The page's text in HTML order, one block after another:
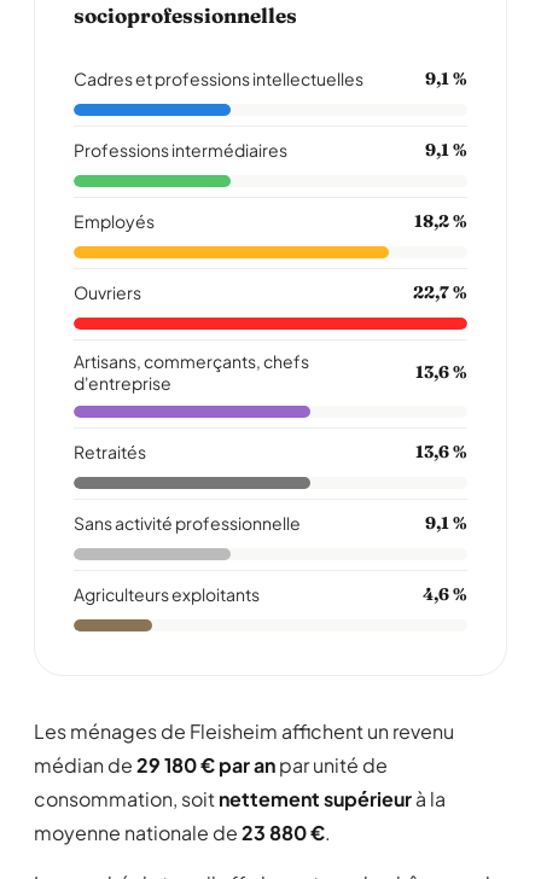
socioprofessionnelles
Cadres et professions intellectuelles 9,1 %
Professions intermédiaires 9,1 %
Employés 18,2 %
Ouvriers 22,7 %
Artisans, commerçants, chefs
d'entreprise
13,6 %
Retraités 13,6 %
Sans activité professionnelle 9,1 %
Agriculteurs exploitants 4,6 %
Les ménages de Fleisheim affichent un revenu
médian de29 180 € par anpar unité de
consommation, soitnettement supérieurà la
moyenne nationale de23 880 €.